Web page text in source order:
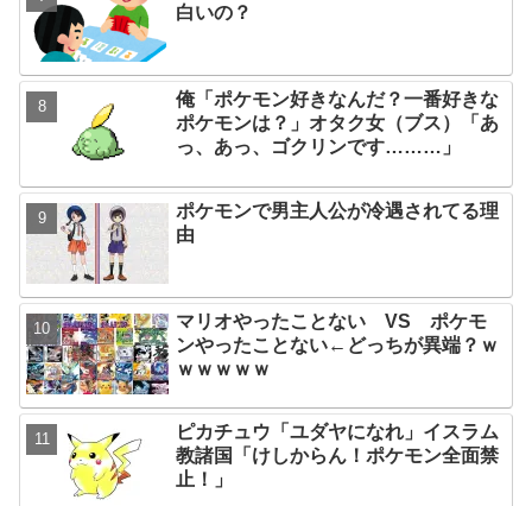
白いの？
俺「ポケモン好きなんだ？一番好きな
ポケモンは？」オタク女（ブス）「あ
っ、あっ、ゴクリンです………」
ポケモンで男主人公が冷遇されてる理
由
マリオやったことない VS ポケモ
ンやったことない←どっちが異端？ｗ
ｗｗｗｗｗ
ピカチュウ「ユダヤになれ」イスラム
教諸国「けしからん！ポケモン全面禁
止！」